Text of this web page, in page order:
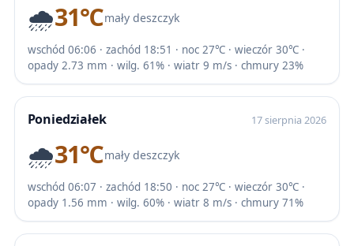
🌧️31℃mały deszczyk
wschód 06:06 · zachód 18:51 · noc 27℃ · wieczór 30℃ ·
opady 2.73 mm · wilg. 61% · wiatr 9 m/s · chmury 23%
Poniedziałek 17 sierpnia 2026
🌧️31℃mały deszczyk
wschód 06:07 · zachód 18:50 · noc 27℃ · wieczór 30℃ ·
opady 1.56 mm · wilg. 60% · wiatr 8 m/s · chmury 71%